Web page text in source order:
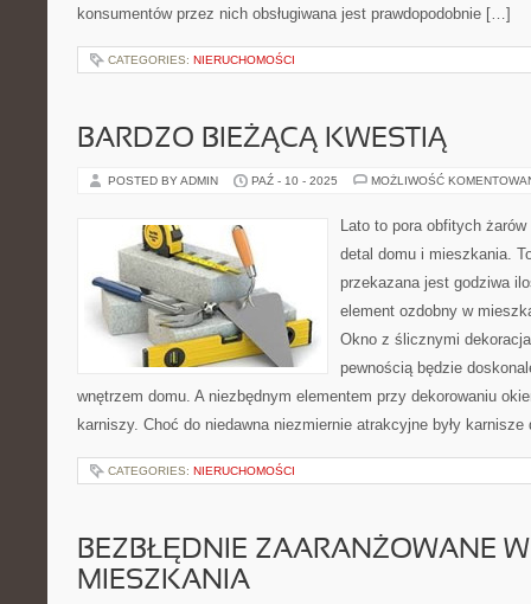
konsumentów przez nich obsługiwana jest prawdopodobnie […]
CATEGORIES: NIERUCHOMOŚCI
BARDZO BIEŻĄCĄ KWESTIĄ
POSTED BY ADMIN PAŹ - 10 - 2025 MOŻLIWOŚĆ
Lato to pora obfitych
detal domu i mieszkania.
przekazana jest godziwa
element ozdobny w
Okno z ślicznymi
pewnością będzie
wnętrzem domu. A niezbędnym elementem przy dekorowaniu
karniszy. Choć do niedawna niezmiernie atrakcyjne były
CATEGORIES: NIERUCHOMOŚCI
BEZBŁĘDNIE ZAARANŻOWANE
MIESZKANIA